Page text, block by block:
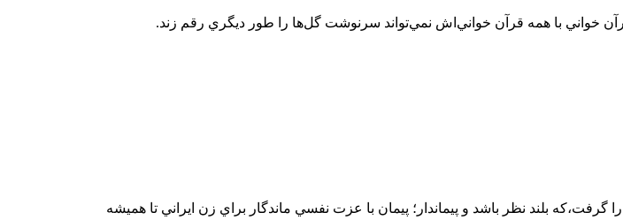
خواني با همه قرآن خواني‌اش نمي‌تواند سرنوشت گل‌ها را طور ديگري رقم زند.
بلند نظر باشد و پيماندار؛ پيمان با عزت نفسي ماندگار براي زن ايراني تا هميشه